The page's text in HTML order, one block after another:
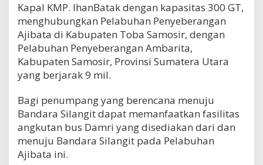
Kapal KMP. IhanBatak dengan kapasitas 300 GT,
menghubungkan Pelabuhan Penyeberangan
Ajibata di Kabupaten Toba Samosir, dengan
Pelabuhan Penyeberangan Ambarita,
Kabupaten Samosir, Provinsi Sumatera Utara
yang berjarak 9 mil.
Bagi penumpang yang berencana menuju
Bandara Silangit dapat memanfaatkan fasilitas
angkutan bus Damri yang disediakan dari dan
menuju Bandara Silangit pada Pelabuhan
Ajibata ini.